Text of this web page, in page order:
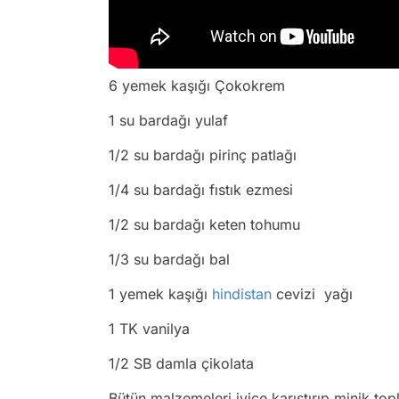
6 yemek kaşığı Çokokrem
1 su bardağı yulaf
1/2 su bardağı pirinç patlağı
1/4 su bardağı fıstık ezmesi
1/2 su bardağı keten tohumu
1/3 su bardağı bal
1 yemek kaşığı hindistan cevizi yağı
1 TK vanilya
1/2 SB damla çikolata